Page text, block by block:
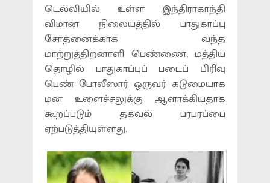
டெல்லியில் உள்ள இந்திராகாந்தி
விமான நிலையத்தில் பாதுகாப்பு
சோதனைக்காக வந்த
மாற்றுத்திறனாளி பெண்ணை, மத்திய
தொழில் பாதுகாப்புப் படைப் பிரிவு
பெண் போலீஸார் ஒருவர் கடுமையாக
மன உளைச்சலுக்கு ஆளாக்கியதாக
கூறப்படும் தகவல் பரபரப்பை
ஏற்படுத்தியுள்ளது.